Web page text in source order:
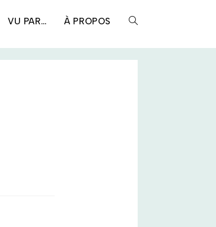
VU PAR… À PROPOS TOGGLE